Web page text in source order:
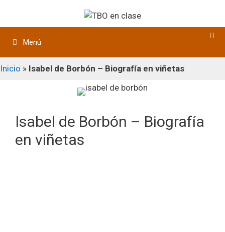
Menú
Inicio » Isabel de Borbón – Biografía en viñetas
Isabel de Borbón – Biografía
en viñetas